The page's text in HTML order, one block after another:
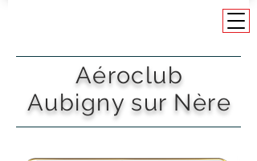
Aéroclub
Aubigny sur Nère